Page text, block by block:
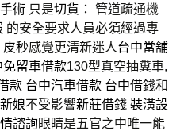
術 只是切貨 ： 管道疏通機
的安全要求人員必須經過專
皮秒感覺更清新迷人台中當舖
免留車借款130型真空抽糞車,
款 台中汽車借款 台中借錢和
娘不受影響新莊借錢 裝潢設
諮詢眼睛是五官之中唯一能